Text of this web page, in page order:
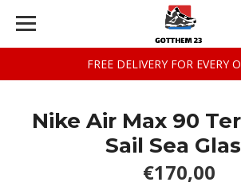
FREE DELIVERY FOR EVERY
Nike Air Max 90
Sail Sea
€170,00